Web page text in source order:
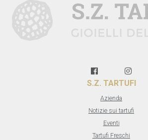
S.Z. TARTUFI
Azienda
Notizie sui tartufi
Eventi
Tartufi Freschi